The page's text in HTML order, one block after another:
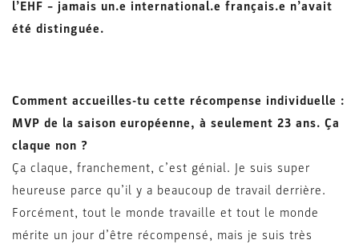
l’EHF – jamais un.e international.e français.e n’avait
été distinguée.
Comment accueilles-tu cette récompense individuelle :
MVP de la saison européenne, à seulement 23 ans. Ça
claque non ?
Ça claque, franchement, c’est génial. Je suis super
heureuse parce qu’il y a beaucoup de travail derrière.
Forcément, tout le monde travaille et tout le monde
mérite un jour d’être récompensé, mais je suis très